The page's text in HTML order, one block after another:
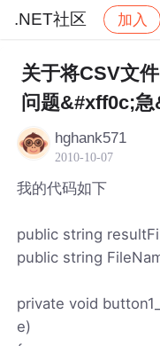
.NET社区 加入
社区 .NET社区
关于将CSV文
问题&#xff0c;
hghank571
2010-10-07
我的代码如下
public string
public string
private void
e)